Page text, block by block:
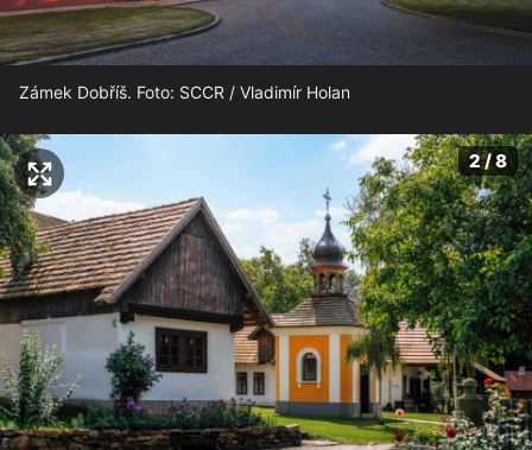
Zámek Dobříš. Foto: SCCR / Vladimír Holan
2 / 8